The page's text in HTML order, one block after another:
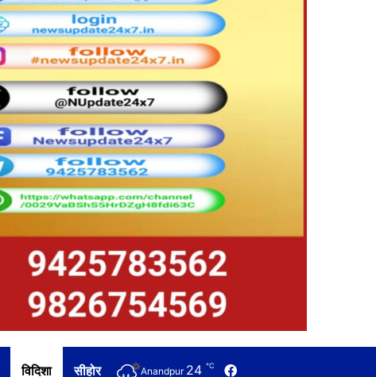
विदिशा सीहोर Facebook
Anandpur 24 ℃